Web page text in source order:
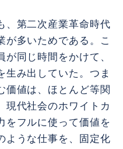
、第二次産業革命時代
が多いためである。こ
同じ時間をかけて、
生み出していた。つま
価値は、ほとんど等関
現代社会のホワイトカ
をフルに使って価値を
ような仕事を、固定化